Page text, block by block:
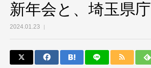
新年会と、埼玉県庁
2024.01.23